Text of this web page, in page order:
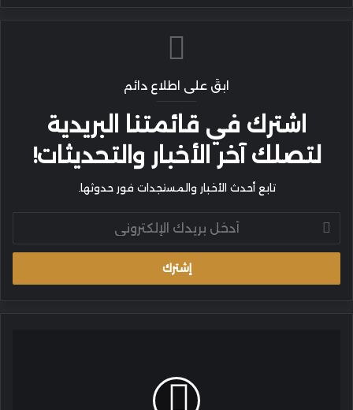
ابقَ على اطلاع دائم
اشترك في قائمتنا البريدية
لتصلك آخر الأخبار والتحديثات!
تابع أحدث الأخبار والمستجدات فور حدوثها.
بريدك
الإلكتروني